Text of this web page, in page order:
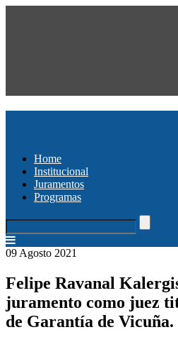
Home
Institucional
Juramentos
Programas
09 Agosto 2021
Felipe Ravanal
juramento como juez
de Garantía de Vicuña.